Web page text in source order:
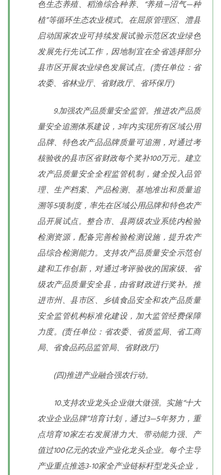
色生态养殖、稻渔综合种养、“养殖—沼气—种
植”等循环生态农业模式。在屈原管理区、澧县
启动国家农业可持续发展试验示范区农业绿色
发展先行先试工作，因地制宜在全省选择部分
县市区开展农业绿色发展试点。(责任单位：省
农委、省林业厅、省财政厅、省环保厅)
9.加强农产品质量安全监管。推进农产品质
量安全追溯体系建设，3年内实现所有区域公用
品牌、特色农产品品牌质量可追溯，对通过考
核验收的县市区省财政每个奖补100万元。建立
农产品质量安全全程监管机制，健全投入品管
理、生产档案、产品检测、基地准出和质量追
溯等5项制度，率先在区域公用品牌和特色农产
品开展试点。整合市、县两级农业系统内检验
检测资源，配备完善检验检测设施，提升农产
品综合检测能力。支持农产品质量安全示范创
建和工作创新，对通过考评验收的国家级、省
级农产品质量安全县，由省财政进行奖补。推
进市州、县市区、乡镇食品安全和农产品质量
安全监管机构标准化建设，加大监管经费保障
力度。(责任单位：省农委、省质监局、省工商
局、省食品药品监管局、省财政厅)
(四)推进产业融合强农行动。
10.支持农业龙头企业做大做强。实施“十大
农业企业品牌”培育计划，通过3—5年努力，重
点培育10家左右发展潜力大、带动能力强、产
值过100亿元的农业产业化龙头企业。每个主导
产业重点推选3-10家全产业链标杆型龙头企业，